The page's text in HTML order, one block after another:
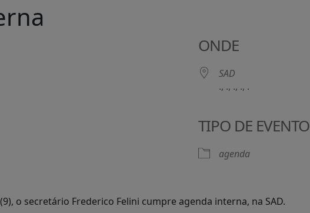
ONDE
SAD
., ., ., ., .
TIPO DE EVENTO
agenda
o secretário Frederico Felini cumpre agenda interna, na SAD.